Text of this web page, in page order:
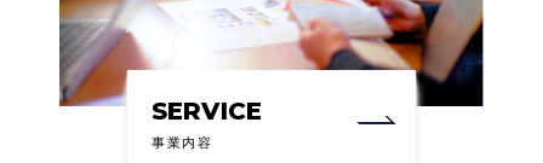
SERVICE
事業内容